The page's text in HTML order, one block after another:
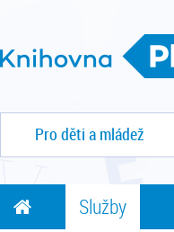
Pro děti a mládež
Služby